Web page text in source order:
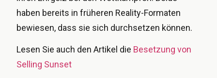
haben bereits in früheren Reality-Formaten
bewiesen, dass sie sich durchsetzen können.
Lesen Sie auch den Artikel die Besetzung von
Selling Sunset